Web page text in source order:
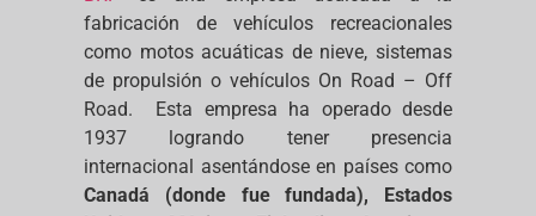
fabricación de vehículos recreacionales
como motos acuáticas de nieve, sistemas
de propulsión o vehículos On Road – Off
Road. Esta empresa ha operado desde
1937 logrando tener presencia
internacional asentándose en países como
Canadá (donde fue fundada), Estados